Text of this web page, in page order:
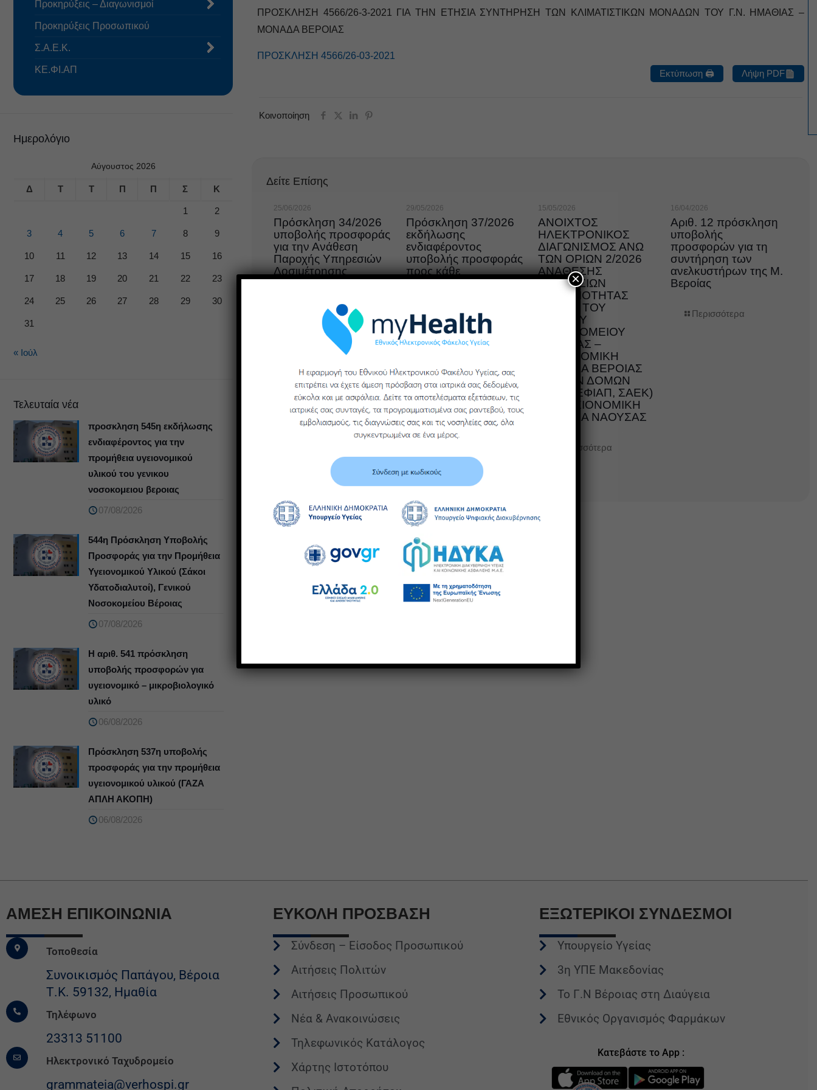
ΠΡΟΣΚΛΗΣΗ 4566/26-3-2021 ΓΙΑ ΤΗΝ ΕΤΗΣΙΑ ΣΥΝΤΗΡΗΣΗ ΤΩΝ ΚΛΙΜΑΤΙΣΤΙΚΩΝ ΜΟΝΑΔΩΝ ΤΟΥ Γ.Ν. ΗΜΑΘΙΑΣ –
ΜΟΝΑΔΑ ΒΕΡΟΙΑΣ
ΠΡΟΣΚΛΗΣΗ 4566/26-03-2021
Εκτύπωση 🖨
Λήψη PDF
Κοινοποίηση
Δείτε Επίσης
25/06/2026
Πρόσκληση 34/2026
υποβολής προσφοράς
για την Ανάθεση
Παροχής Υπηρεσιών
Δοσιμέτρησης
προσωπικού με
συνοδού εξοπλισμού
Περισσότερα
29/05/2026
Πρόσκληση 37/2026
εκδήλωσης
ενδιαφέροντος
υποβολής προσφοράς
προς κάθε
ενδιαφερόμενο για την
ψυκτών, αντλιών
θερμότητας και
κεντρικών
Περισσότερα
15/05/2026
ΑΝΟΙΧΤΟΣ
ΗΛΕΚΤΡΟΝΙΚΟΣ
ΔΙΑΓΩΝΙΣΜΟΣ ΑΝΩ
ΤΩΝ ΟΡΙΩΝ 2/2026
ΑΝΑΘΕΣΗΣ
ΥΠΗΡΕΣΙΩΝ
ΚΑΘΑΡΙΟΤΗΤΑΣ
ΧΩΡΩΝ ΤΟΥ
ΓΕΝΙΚΟΥ
ΝΟΣΟΚΟΜΕΙΟΥ
ΗΜΑΘΙΑΣ –
ΥΓΕΙΟΝΟΜΙΚΗ
ΜΟΝΑΔΑ ΒΕΡΟΙΑΣ
ΚΑΙ ΤΩΝ ΔΟΜΩΝ
ΤΗΣ (ΚΕΦΙΑΠ, ΣΑΕΚ)
ΚΑΙ ΥΓΕΙΟΝΟΜΙΚΗ
ΜΟΝΑΔΑ ΝΑΟΥΣΑΣ
Περισσότερα
16/04/2026
Αριθ. 12 πρόσκληση
υποβολής
προσφορών για τη
συντήρηση των
ανελκυστήρων της Μ.
Βεροίας
Περισσότερα
Προκηρύξεις – Διαγωνισμοί
Προκηρύξεις Προσωπικού
Σ.Α.Ε.Κ.
ΚΕ.ΦΙ.ΑΠ
Ημερολόγιο
Αύγουστος 2026
Δ Τ Τ Π Π Σ Κ
1 2
3 4 5 6 7 8 9
10 11 12 13 14 15 16
17 18 19 20 21 22 23
24 25 26 27 28 29 30
31
« Ιούλ
Τελευταία νέα
προσκληση 545η εκδήλωσης
ενδιαφέροντος για την
προμήθεια υγειονομικού
υλικού του γενικου
νοσοκομειου βεροιας
07/08/2026
544η Πρόσκληση Υποβολής
Προσφοράς για την Προμήθεια
Υγειονομικού Υλικού (Σάκοι
Υδατοδιαλυτοί), Γενικού
Νοσοκομείου Βέροιας
07/08/2026
Η αριθ. 541 πρόσκληση
υποβολής προσφορών για
υγειονομικό – μικροβιολογικό
υλικό
06/08/2026
Πρόσκληση 537η υποβολής
προσφοράς για την προμήθεια
υγειονομικού υλικού (ΓΑΖΑ
ΑΠΛΗ ΑΚΟΠΗ)
06/08/2026
ΆΜΕΣΗ ΕΠΙΚΟΙΝΩΝΙΑ
Τοποθεσία
Συνοικισμός Παπάγου, Βέροια
Τ.Κ. 59132, Ημαθία
Τηλέφωνο
23313 51100
Ηλεκτρονικό Ταχυδρομείο
grammateia@verhospi.gr
ΕΥΚΟΛΗ ΠΡΟΣΒΑΣΗ
Σύνδεση – Είσοδος Προσωπικού
Αιτήσεις Πολιτών
Αιτήσεις Προσωπικού
Νέα & Ανακοινώσεις
Τηλεφωνικός Κατάλογος
Χάρτης Ιστοτόπου
ΕΞΩΤΕΡΙΚΟΙ ΣΥΝΔΕΣΜΟΙ
Υπουργείο Υγείας
3η ΥΠΕ Μακεδονίας
Το Γ.Ν Βέροιας στη Διαύγεια
Εθνικός Οργανισμός Φαρμάκων
Κατεβάστε το App :
×